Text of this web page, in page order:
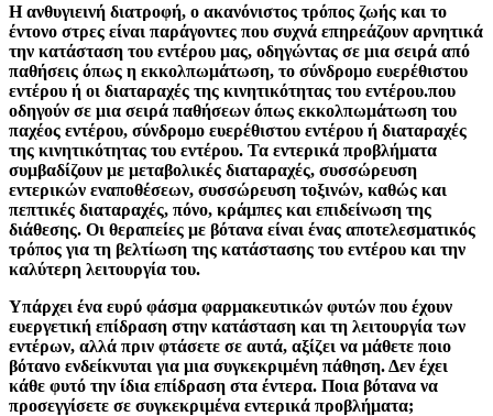
Η ανθυγιεινή διατροφή, ο ακανόνιστος τρόπος ζωής και το
έντονο στρες είναι παράγοντες που συχνά επηρεάζουν αρνητικά
την κατάσταση του εντέρου μας, οδηγώντας σε μια σειρά από
παθήσεις όπως η εκκολπωμάτωση, το σύνδρομο ευερέθιστου
εντέρου ή οι διαταραχές της κινητικότητας του εντέρου.που
οδηγούν σε μια σειρά παθήσεων όπως εκκολπωμάτωση του
παχέος εντέρου, σύνδρομο ευερέθιστου εντέρου ή διαταραχές
της κινητικότητας του εντέρου. Τα εντερικά προβλήματα
συμβαδίζουν με μεταβολικές διαταραχές, συσσώρευση
εντερικών εναποθέσεων, συσσώρευση τοξινών, καθώς και
πεπτικές διαταραχές, πόνο, κράμπες και επιδείνωση της
διάθεσης. Οι θεραπείες με βότανα είναι ένας αποτελεσματικός
τρόπος για τη βελτίωση της κατάστασης του εντέρου και την
καλύτερη λειτουργία του.
Υπάρχει ένα ευρύ φάσμα φαρμακευτικών φυτών που έχουν
ευεργετική επίδραση στην κατάσταση και τη λειτουργία των
εντέρων, αλλά πριν φτάσετε σε αυτά, αξίζει να μάθετε ποιο
βότανο ενδείκνυται για μια συγκεκριμένη πάθηση. Δεν έχει
κάθε φυτό την ίδια επίδραση στα έντερα. Ποια βότανα να
προσεγγίσετε σε συγκεκριμένα εντερικά προβλήματα;